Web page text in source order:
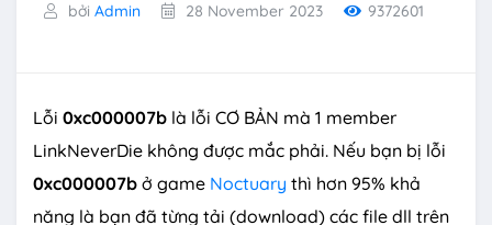
bởi Admin 28 November 2023 9372601
Lỗi 0xc000007b là lỗi CƠ BẢN mà 1 member
LinkNeverDie không được mắc phải. Nếu bạn bị lỗi
0xc000007b ở game Noctuary thì hơn 95% khả
năng là bạn đã từng tải (download) các file dll trên